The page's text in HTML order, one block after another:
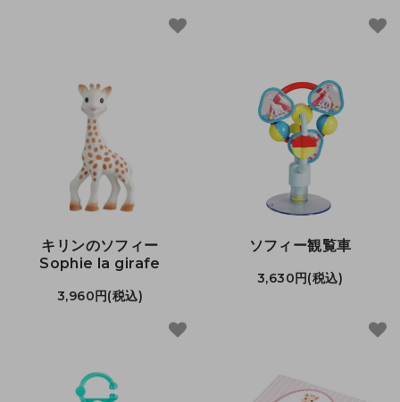
キリンのソフィー
Sophie la girafe
3,960円(税込)
ソフィー観覧車
3,630円(税込)